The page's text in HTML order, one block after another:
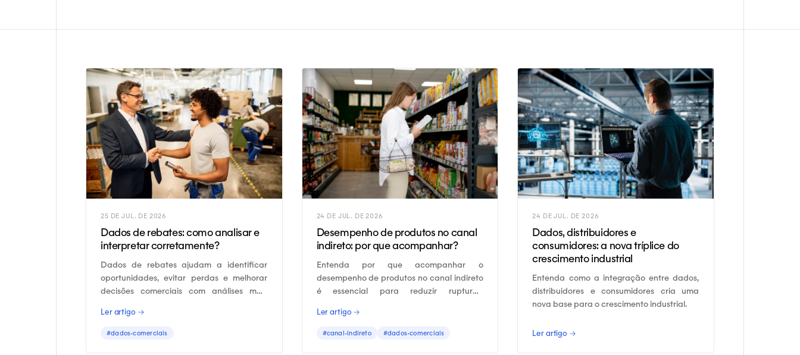
25 DE JUL. DE 2026
Dados de rebates: como analisar e
interpretar corretamente?
Dados de rebates ajudam a identificar
oportunidades, evitar perdas e melhorar
decisões comerciais com análises mais
Ler artigo →
#dados-comerciais
24 DE JUL. DE 2026
Desempenho de produtos no canal
indireto: por que acompanhar?
Entenda por que acompanhar o
desempenho de produtos no canal indireto
é essencial para reduzir rupturas,
melhores.
Ler artigo →
#canal-indireto #dados-comerciais
24 DE JUL. DE 2026
Dados, distribuidores e
consumidores: a nova tríplice do
crescimento industrial
Entenda como a integração entre dados,
distribuidores e consumidores cria uma
nova base para o crescimento industrial.
Ler artigo →